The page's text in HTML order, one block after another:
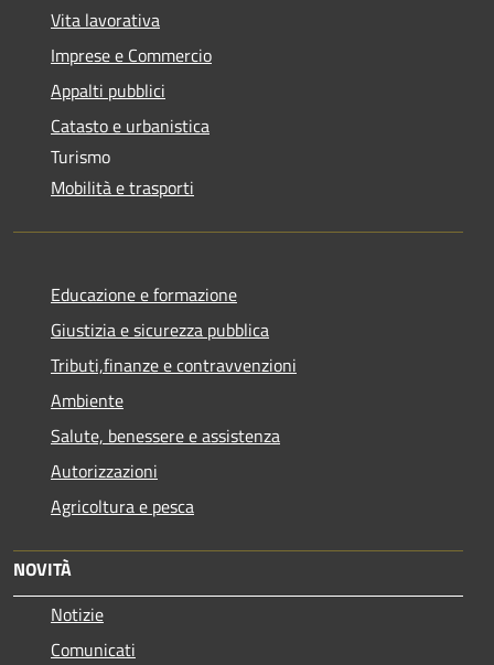
Vita lavorativa
Imprese e Commercio
Appalti pubblici
Catasto e urbanistica
Turismo
Mobilità e trasporti
Educazione e formazione
Giustizia e sicurezza pubblica
Tributi,finanze e contravvenzioni
Ambiente
Salute, benessere e assistenza
Autorizzazioni
Agricoltura e pesca
NOVITÀ
Notizie
Comunicati